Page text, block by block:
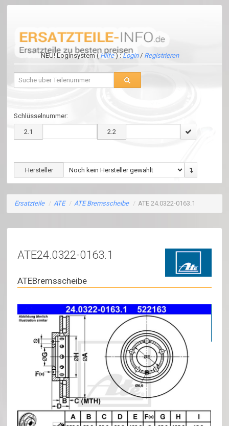
NEU! Loginsystem (Hilfe) :Login / Registrieren
Schlüsselnummer:
2.1 2.2
Hersteller
Ersatzteile / ATE / ATE Bremsscheibe / ATE 24.0322-0163.1
ATE24.0322-0163.1
ATEBremsscheibe